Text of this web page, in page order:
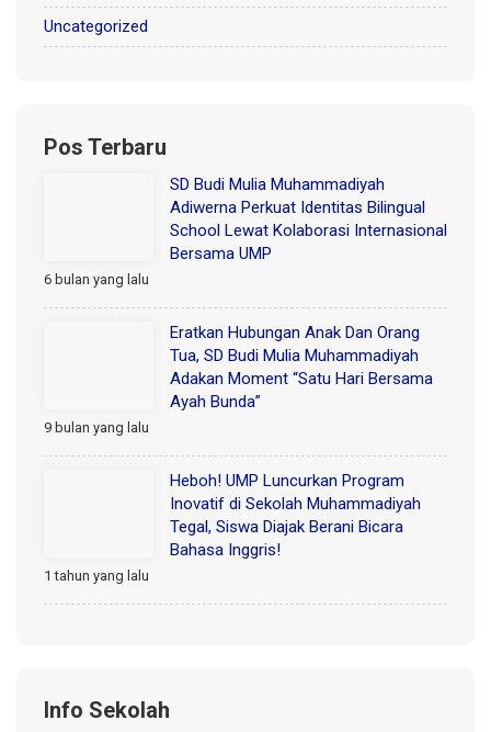
Uncategorized
Pos Terbaru
SD Budi Mulia Muhammadiyah
Adiwerna Perkuat Identitas Bilingual
School Lewat Kolaborasi Internasional
Bersama UMP
6 bulan yang lalu
Eratkan Hubungan Anak Dan Orang
Tua, SD Budi Mulia Muhammadiyah
Adakan Moment “Satu Hari Bersama
Ayah Bunda”
9 bulan yang lalu
Heboh! UMP Luncurkan Program
Inovatif di Sekolah Muhammadiyah
Tegal, Siswa Diajak Berani Bicara
Bahasa Inggris!
1 tahun yang lalu
Info Sekolah